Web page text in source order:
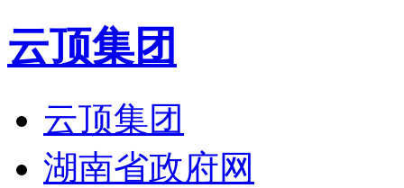
云顶集团
云顶集团
湖南省政府网